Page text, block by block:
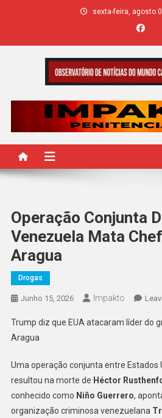
sexta-feira, agosto
IMPAKTO
Operação Conjunta
Venezuela Mata
Aragua
Drogas
Junho 15, 2026 Impakto
Trump diz que EUA atacaram líder do
Aragua
Uma operação conjunta entre Estados
resultou na morte de Héctor
conhecido como Niño Guerrero,
organização criminosa venezuelana